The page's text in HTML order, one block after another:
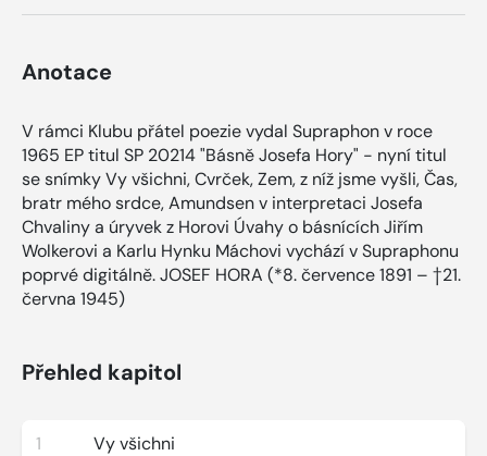
Anotace
V rámci Klubu přátel poezie vydal Supraphon v roce
1965 EP titul SP 20214 "Básně Josefa Hory" - nyní titul
se snímky Vy všichni, Cvrček, Zem, z níž jsme vyšli, Čas,
bratr mého srdce, Amundsen v interpretaci Josefa
Chvaliny a úryvek z Horovi Úvahy o básnících Jiřím
Wolkerovi a Karlu Hynku Máchovi vychází v Supraphonu
poprvé digitálně. JOSEF HORA (*8. července 1891 – †21.
června 1945)
Přehled kapitol
1 Vy všichni